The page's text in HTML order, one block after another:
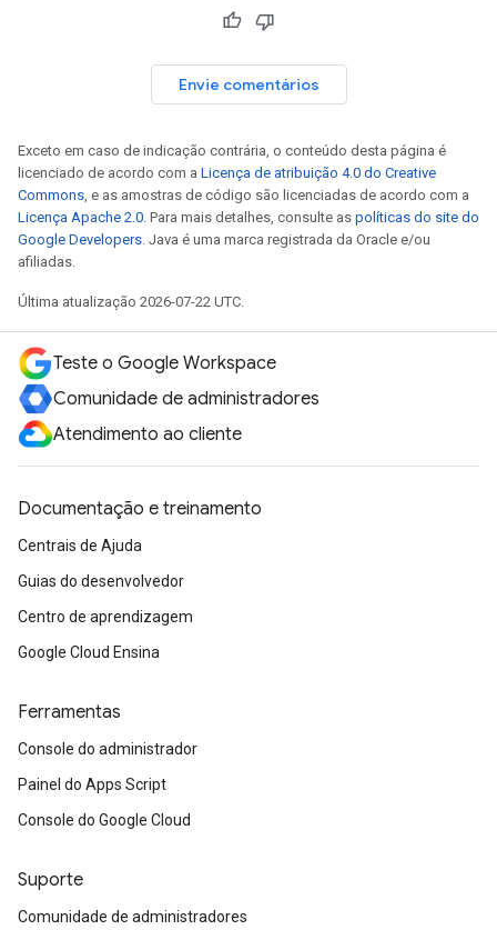
Envie comentários
Exceto em caso de indicação contrária, o conteúdo desta página é
licenciado de acordo com a Licença de atribuição 4.0 do Creative
Commons, e as amostras de código são licenciadas de acordo com a
Licença Apache 2.0. Para mais detalhes, consulte as políticas do site do
Google Developers. Java é uma marca registrada da Oracle e/ou
afiliadas.
Última atualização 2026-07-22 UTC.
Teste o Google Workspace
Comunidade de administradores
Atendimento ao cliente
Documentação e treinamento
Centrais de Ajuda
Guias do desenvolvedor
Centro de aprendizagem
Google Cloud Ensina
Ferramentas
Console do administrador
Painel do Apps Script
Console do Google Cloud
Suporte
Comunidade de administradores